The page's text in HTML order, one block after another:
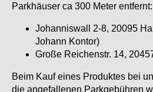
Parkhäuser ca 300 Meter entfernt:
Johanniswall 2-8, 20095
Johann Kontor)
Große Reichenstr. 14,
Beim Kauf eines Produktes bei
die angefallenen Parkgebühren